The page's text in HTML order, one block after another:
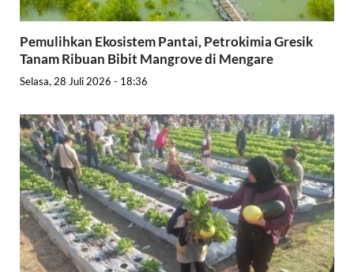
Pemulihkan Ekosistem Pantai, Petrokimia Gresik
Tanam Ribuan Bibit Mangrove di Mengare
Selasa, 28 Juli 2026 - 18:36